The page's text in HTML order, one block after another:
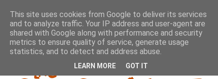
This site uses cookies from Google to deliver its services
and to analyze traffic. Your IP address and user-agent are
shared with Google along with performance and security
metrics to ensure quality of service, generate usage
statistics, and to detect and address abuse.
LEARN MORE GOT IT